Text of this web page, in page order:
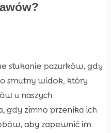
stukanie pazurków, gdy
smutny widok, który
u naszych
gdy zimno przenika ich
aby zapewnić im